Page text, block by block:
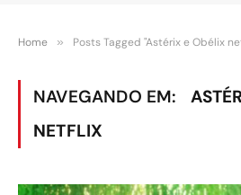
Home » Posts Tagged "Astérix e Obélix
NAVEGANDO EM:
NETFLIX